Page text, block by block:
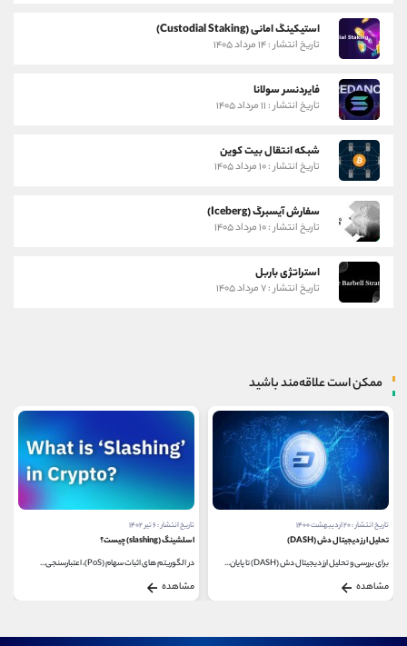
استیکینگ امانی (Custodial Staking)
تاریخ انتشار : ۱۴ مرداد ۱۴۰۵
فایردنسر سولانا
تاریخ انتشار : ۱۱ مرداد ۱۴۰۵
شبکه انتقال بیت کوین
تاریخ انتشار : ۱۰ مرداد ۱۴۰۵
سفارش آیسبرگ (Iceberg)
تاریخ انتشار : ۱۰ مرداد ۱۴۰۵
استراتژی باربل
تاریخ انتشار : ۷ مرداد ۱۴۰۵
ممکن است علاقه‌مند باشید
تاریخ انتشار : ۲۰ اردیبهشت ۱۴۰۰
تحلیل ارز دیجیتال دش (DASH)
برای بررسی و تحلیل ارز دیجیتال دش (DASH) تا پایان...
مشاهده
تاریخ انتشار : ۶ تیر ۱۴۰۲
اسلشینگ (slashing) چیست؟
در الگوریتم‌ های اثبات سهام (PoS)، اعتبارسنجی‌...
مشاهده